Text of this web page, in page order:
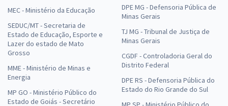
MEC - Ministério da Educação
SEDUC/MT - Secretaria de
Estado de Educação, Esporte e
Lazer do estado de Mato
Grosso
MME - Ministério de Minas e
Energia
MP GO - Ministério Público do
Estado de Goiás - Secretário
DPE MG - Defensoria Pública de
Minas Gerais
TJ MG - Tribunal de Justiça de
Minas Gerais
CGDF - Controladoria Geral do
Distrito Federal
DPE RS - Defensoria Pública do
Estado do Rio Grande do Sul